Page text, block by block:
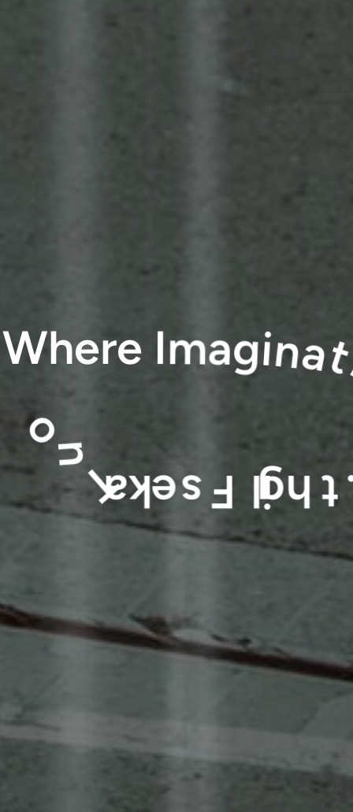
Where Imaginati
Ta sF
i
ght